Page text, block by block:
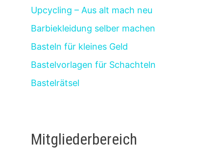
Upcycling – Aus alt mach neu
Barbiekleidung selber machen
Basteln für kleines Geld
Bastelvorlagen für Schachteln
Bastelrätsel
Mitgliederbereich